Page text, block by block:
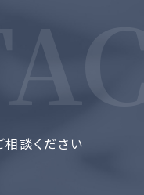
談ください